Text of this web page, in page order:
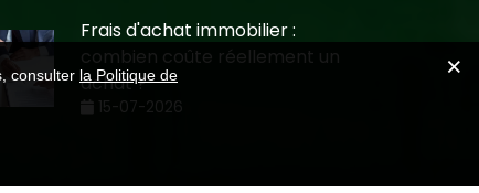
Frais d'achat immobilier :
combien coûte réellement un
achat ?
15-07-2026
consulter la Politique de